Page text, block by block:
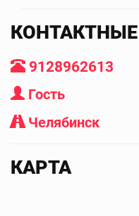
9128962613
Гость
Челябинск
КАРТА